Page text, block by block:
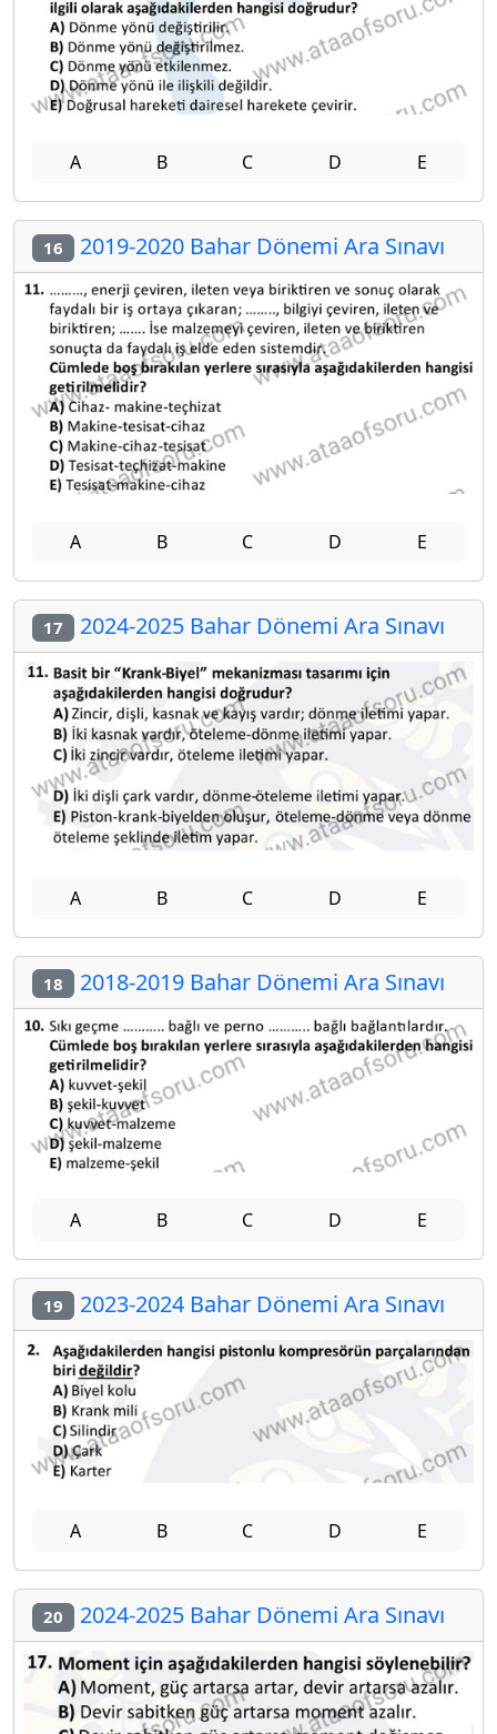
A B C D E
16 2019-2020 Bahar Dönemi Ara Sınavı
A B C D E
17 2024-2025 Bahar Dönemi Ara Sınavı
A B C D E
18 2018-2019 Bahar Dönemi Ara Sınavı
A B C D E
19 2023-2024 Bahar Dönemi Ara Sınavı
A B C D E
20 2024-2025 Bahar Dönemi Ara Sınavı